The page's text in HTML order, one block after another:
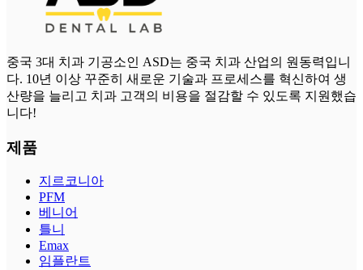
중국 3대 치과 기공소인 ASD는 중국 치과 산업의 원동력입니
다. 10년 이상 꾸준히 새로운 기술과 프로세스를 혁신하여 생
산량을 늘리고 치과 고객의 비용을 절감할 수 있도록 지원했습
니다!
제품
지르코니아
PFM
베니어
틀니
Emax
임플란트